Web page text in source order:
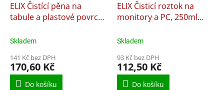
ELIX Čistící pěna na
tabule a plastové povrchy
Skladem
141 Kč bez DPH
170,60 Kč
Do košíku
ELIX Čisticí roztok na
monitory a PC, 250ml
Skladem
93 Kč bez DPH
112,50 Kč
Do košíku